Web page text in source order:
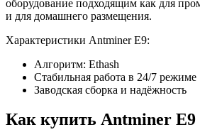
оборудование подходящим как для
и для домашнего размещения.
Характеристики Antminer E9:
Алгоритм: Ethash
Стабильная работа в 24/7 режиме
Заводская сборка и надёжность
Как купить Antminer E9